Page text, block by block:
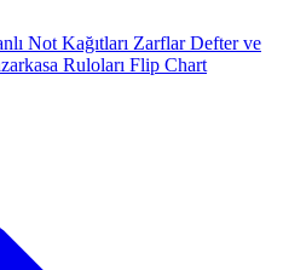
Not Kağıtları ZarflarDefter ve
Ruloları Flip Chart